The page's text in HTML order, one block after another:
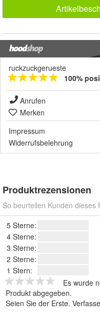
ruckzuckgerueste
100%
Anrufen
Merken
Impressum
Widerrufsbelehrung
Produktrezensionen
So beurteilen Kunden dieses
5 Sterne:
4 Sterne:
3 Sterne:
2 Sterne:
1 Stern:
Es wurde
Produkt abgegeben.
Seien Sie der Erste.